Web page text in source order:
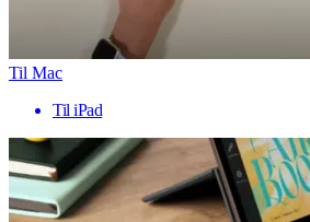
Til Mac
Til iPad